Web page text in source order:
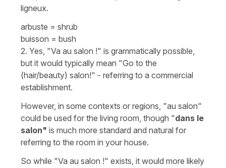
ligneux.
arbuste = shrub
buisson = bush
2. Yes, "Va au salon !" is grammatically possible,
but it would typically mean "Go to the
(hair/beauty) salon!" - referring to a commercial
establishment.
However, in some contexts or regions, "au salon"
could be used for the living room, though "dans le
salon" is much more standard and natural for
referring to the room in your house.
So while "Va au salon !" exists, it would more likely